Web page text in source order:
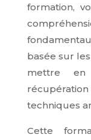
formation,
basée sur
mettre
techniques
Cette